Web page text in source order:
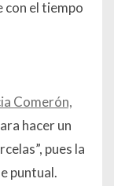
con el tiempo
Comerón,
hacer un
pues la
puntual.